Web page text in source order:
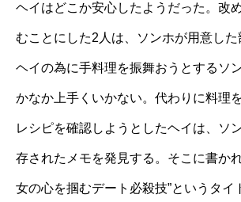
ヘイはどこか安心したようだった。改
むことにした2人は、ソンホが用意した
ヘイの為に手料理を振舞おうとするソ
かなか上手くいかない。代わりに料理
レシピを確認しようとしたヘイは、ソ
存されたメモを発見する。そこに書か
女の心を掴むデート必殺技”というタイ